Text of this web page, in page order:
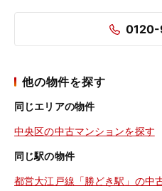
他の物件を探す
同じエリアの物件
中央区の中古マンションを探す
同じ駅の物件
都営大江戸線「勝どき駅」の中